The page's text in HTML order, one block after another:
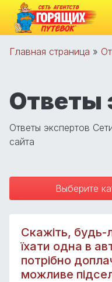
Главная страница »
Ответы
Ответы экспертов
сайта
Выберите
Скажіть,
їхати одна в
потрібно
можливе